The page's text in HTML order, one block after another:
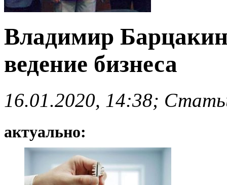
Владимир Барцакин
ведение бизнеса
16.01.2020, 14:38;
актуально: